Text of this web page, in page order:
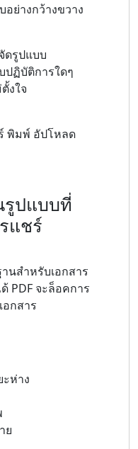
อย่างกว้างขวาง
ดรูปแบบ
ปฏิบัติการใดๆ
งใจ
พิมพ์ อัปโหลด
รูปแบบที่
แชร์
นสำหรับเอกสาร
PDF จะล็อคการ
กสาร
ห่าง
ย